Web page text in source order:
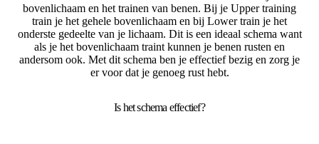
bovenlichaam en het trainen van benen. Bij je Upper training
train je het gehele bovenlichaam en bij Lower train je het
onderste gedeelte van je lichaam. Dit is een ideaal schema want
als je het bovenlichaam traint kunnen je benen rusten en
andersom ook. Met dit schema ben je effectief bezig en zorg je
er voor dat je genoeg rust hebt.
Is het schema effectief?